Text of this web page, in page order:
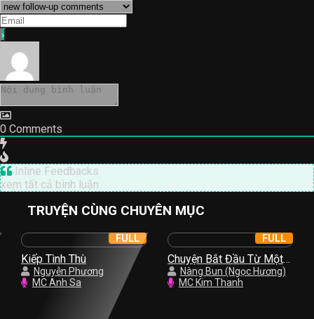
0 Comments
Inline Feedbacks
xem tất cả bình luận
TRUYỆN CÙNG CHUYÊN MỤC
Kiếp Tình Thù
Nguyễn Phương
MC Anh Sa
FULL
Chuyện Bắt Đầu Từ Một
Nụ Hồng
Nàng Bun (Ngọc Hương)
MC Kim Thanh
FULL